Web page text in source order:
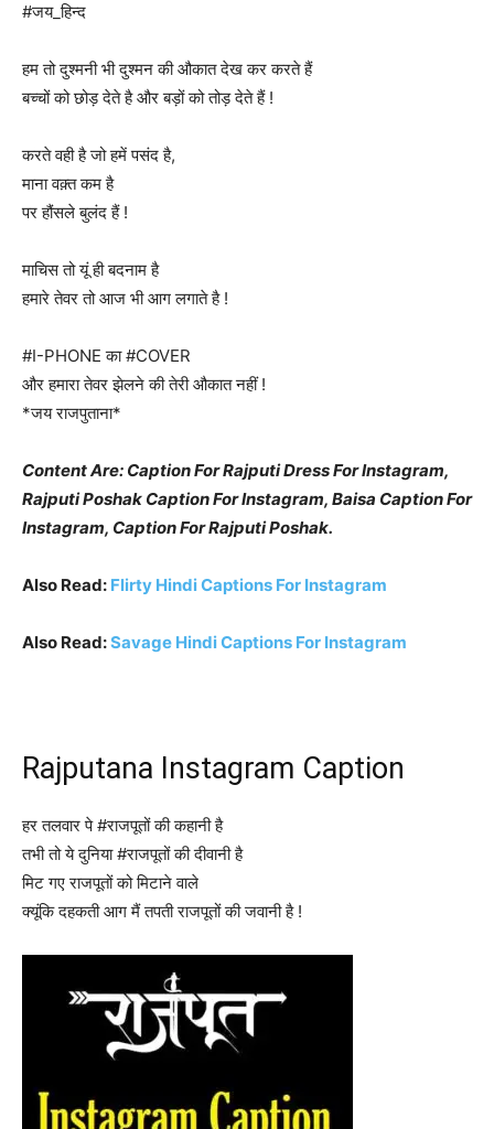
#जय_हिन्द
हम तो दुश्मनी भी दुश्मन की औकात देख कर करते हैं
बच्चों को छोड़ देते है और बड़ों को तोड़ देते हैं !
करते वही है जो हमें पसंद है,
माना वक़्त कम है
पर हौंसले बुलंद हैं !
माचिस तो यूं ही बदनाम है
हमारे तेवर तो आज भी आग लगाते है !
#I-PHONE का #COVER
और हमारा तेवर झेलने की तेरी औकात नहीं !
*जय राजपुताना*
Content Are: Caption For Rajputi Dress For Instagram,
Rajputi Poshak Caption For Instagram, Baisa Caption For
Instagram, Caption For Rajputi Poshak.
Also Read: Flirty Hindi Captions For Instagram
Also Read:Savage Hindi Captions For Instagram
Rajputana Instagram Caption
हर तलवार पे #राजपूतों की कहानी है
तभी तो ये दुनिया #राजपूतों की दीवानी है
मिट गए राजपूतों को मिटाने वाले
क्यूंकि दहकती आग मैं तपती राजपूतों की जवानी है !